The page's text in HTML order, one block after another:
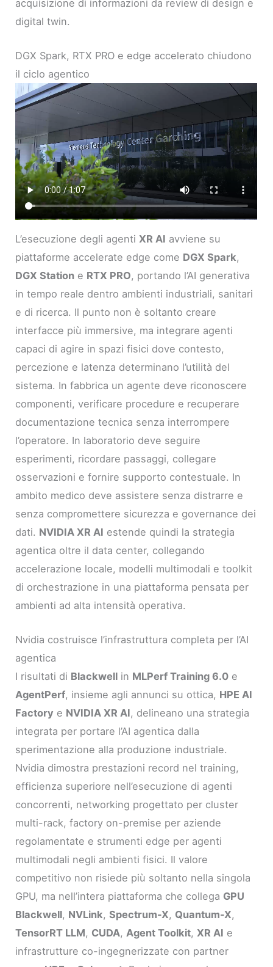
acquisizione di informazioni da review di design e
digital twin.
DGX Spark, RTX PRO e edge accelerato chiudono
il ciclo agentico
L’esecuzione degli agenti XR AI avviene su
piattaforme accelerate edge come DGX Spark,
DGX Station e RTX PRO, portando l’AI generativa
in tempo reale dentro ambienti industriali, sanitari
e di ricerca. Il punto non è soltanto creare
interfacce più immersive, ma integrare agenti
capaci di agire in spazi fisici dove contesto,
percezione e latenza determinano l’utilità del
sistema. In fabbrica un agente deve riconoscere
componenti, verificare procedure e recuperare
documentazione tecnica senza interrompere
l’operatore. In laboratorio deve seguire
esperimenti, ricordare passaggi, collegare
osservazioni e fornire supporto contestuale. In
ambito medico deve assistere senza distrarre e
senza compromettere sicurezza e governance dei
dati. NVIDIA XR AI estende quindi la strategia
agentica oltre il data center, collegando
accelerazione locale, modelli multimodali e toolkit
di orchestrazione in una piattaforma pensata per
ambienti ad alta intensità operativa.
Nvidia costruisce l’infrastruttura completa per l’AI
agentica
I risultati di Blackwell in MLPerf Training 6.0 e
AgentPerf, insieme agli annunci su ottica, HPE AI
Factory e NVIDIA XR AI, delineano una strategia
integrata per portare l’AI agentica dalla
sperimentazione alla produzione industriale.
Nvidia dimostra prestazioni record nel training,
efficienza superiore nell’esecuzione di agenti
concorrenti, networking progettato per cluster
multi-rack, factory on-premise per aziende
regolamentate e strumenti edge per agenti
multimodali negli ambienti fisici. Il valore
competitivo non risiede più soltanto nella singola
GPU, ma nell’intera piattaforma che collega GPU
Blackwell, NVLink,Spectrum-X, Quantum-X,
TensorRT LLM, CUDA,Agent Toolkit,XR AI e
infrastrutture co-ingegnerizzate con partner